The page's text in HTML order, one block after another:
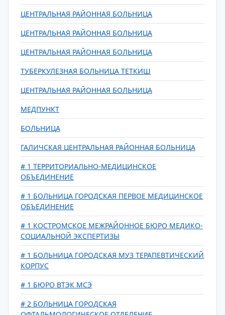
ЦЕНТРАЛЬНАЯ РАЙОННАЯ БОЛЬНИЦА
ЦЕНТРАЛЬНАЯ РАЙОННАЯ БОЛЬНИЦА
ЦЕНТРАЛЬНАЯ РАЙОННАЯ БОЛЬНИЦА
ТУБЕРКУЛЕЗНАЯ БОЛЬНИЦА ТЕТКИШ
ЦЕНТРАЛЬНАЯ РАЙОННАЯ БОЛЬНИЦА
МЕДПУНКТ
БОЛЬНИЦА
ГАЛИЧСКАЯ ЦЕНТРАЛЬНАЯ РАЙОННАЯ БОЛЬНИЦА
# 1 ТЕРРИТОРИАЛЬНО-МЕДИЦИНСКОЕ
ОБЪЕДИНЕНИЕ
# 1 БОЛЬНИЦА ГОРОДСКАЯ ПЕРВОЕ МЕДИЦИНСКОЕ
ОБЪЕДИНЕНИЕ
# 1 КОСТРОМСКОЕ МЕЖРАЙОННОЕ БЮРО МЕДИКО-
СОЦИАЛЬНОЙ ЭКСПЕРТИЗЫ
# 1 БОЛЬНИЦА ГОРОДСКАЯ МУЗ ТЕРАПЕВТИЧЕСКИЙ
КОРПУС
# 1 БЮРО ВТЭК МСЭ
# 2 БОЛЬНИЦА ГОРОДСКАЯ